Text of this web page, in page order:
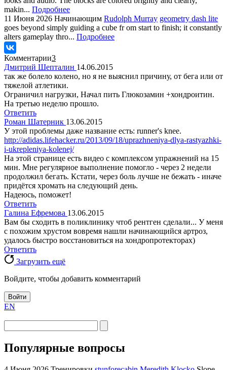
makin... Подробнее
11 Июня 2026 Начинающим Rudolph Murray geometry dash lite
goes beyond simply guiding a cube fr om start to finish; it constantly
alters gameplay thro... Подробнее
Комментарии3
Дмитрий Шепталин 14.06.2015
так же болело колено, но я не выяснил причину, от бега или от
тяжелой атлетики.
Ограничил нагрузки, Начал пить Глюкозамин +хондроитин.
На третью неделю прошло.
Ответить
Роман Шатерник 13.06.2015
У этой проблемы даже название есть: runner's knee.
http://adidas.lifehacker.ru/2013/09/18/uprazhneniya-dlya-rastyazhki-
i-ukrepleniya-kolenej/
На этой странице есть видео с комплексом упражнений на 15
мин. Мне регулярное выполнение помогло - через 2 недели
продолжил бегать. Кстати, через боль лучше не бежать - иначе
придётся хромать на следующий день.
Надеюсь, поможет!
Ответить
Галина Ефремова 13.06.2015
Вам бы сходить в поликлинику чтоб рентген сделали... У меня
с похожим хрустом вовремя нашли начинающийся артроз,
удалось быстро восстановиться на хондропротекторах)
Ответить
Загрузить ещё
Войдите, чтобы добавить комментарий
Войти
EN
Популярные вопросы